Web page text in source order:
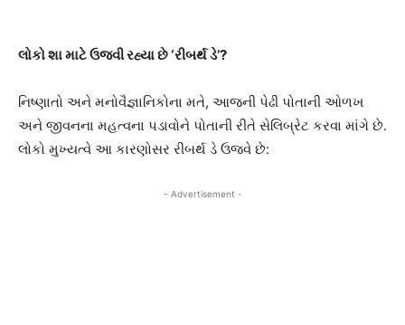
લોકો શા માટે ઉજવી રહ્યા છે ‘રીબર્થ ડે’?
નિષ્ણાતો અને મનોવૈજ્ઞાનિકોના મતે, આજની પેઢી પોતાની ઓળખ
અને જીવનના મહત્વના પડાવોને પોતાની રીતે સેલિબ્રેટ કરવા માંગે છે.
લોકો મુખ્યત્વે આ કારણોસર રીબર્થ ડે ઉજવે છે:
- Advertisement -